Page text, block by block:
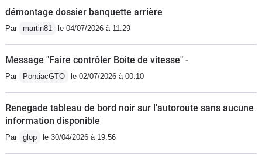
démontage dossier banquette arrière
Par martin81 le 04/07/2026 à 11:29
Message "Faire contrôler Boite de vitesse" -
Par PontiacGTO le 02/07/2026 à 00:10
Renegade tableau de bord noir sur l'autoroute sans aucune
information disponible
Par glop le 30/04/2026 à 19:56